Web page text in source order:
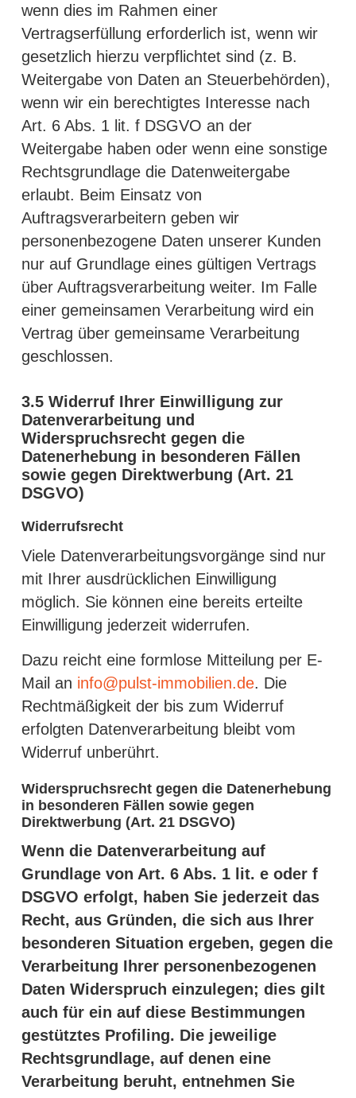
wenn dies im Rahmen einer
Vertragserfüllung erforderlich ist, wenn wir
gesetzlich hierzu verpflichtet sind (z. B.
Weitergabe von Daten an Steuerbehörden),
wenn wir ein berechtigtes Interesse nach
Art. 6 Abs. 1 lit. f DSGVO an der
Weitergabe haben oder wenn eine sonstige
Rechtsgrundlage die Datenweitergabe
erlaubt. Beim Einsatz von
Auftragsverarbeitern geben wir
personenbezogene Daten unserer Kunden
nur auf Grundlage eines gültigen Vertrags
über Auftragsverarbeitung weiter. Im Falle
einer gemeinsamen Verarbeitung wird ein
Vertrag über gemeinsame Verarbeitung
geschlossen.
3.5 Widerruf Ihrer Einwilligung zur
Datenverarbeitung und
Widerspruchsrecht gegen die
Datenerhebung in besonderen Fällen
sowie gegen Direktwerbung (Art. 21
DSGVO)
Widerrufsrecht
Viele Datenverarbeitungsvorgänge sind nur
mit Ihrer ausdrücklichen Einwilligung
möglich. Sie können eine bereits erteilte
Einwilligung jederzeit widerrufen.
Dazu reicht eine formlose Mitteilung per E-
Mail an info@pulst-immobilien.de. Die
Rechtmäßigkeit der bis zum Widerruf
erfolgten Datenverarbeitung bleibt vom
Widerruf unberührt.
Widerspruchsrecht gegen die Datenerhebung
in besonderen Fällen sowie gegen
Direktwerbung (Art. 21 DSGVO)
Wenn die Datenverarbeitung auf
Grundlage von Art. 6 Abs. 1 lit. e oder f
DSGVO erfolgt, haben Sie jederzeit das
Recht, aus Gründen, die sich aus Ihrer
besonderen Situation ergeben, gegen die
Verarbeitung Ihrer personenbezogenen
Daten Widerspruch einzulegen; dies gilt
auch für ein auf diese Bestimmungen
gestütztes Profiling. Die jeweilige
Rechtsgrundlage, auf denen eine
Verarbeitung beruht, entnehmen Sie